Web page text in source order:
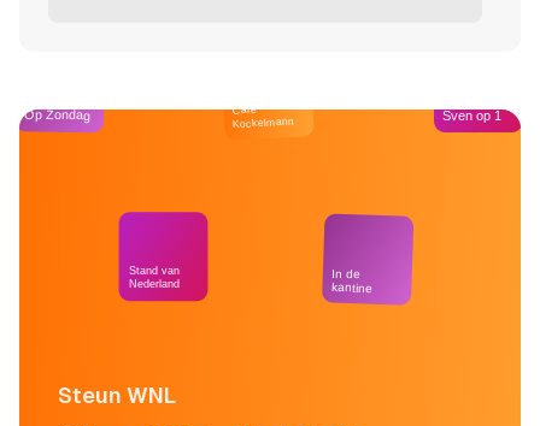
Steun WNL
Op Zondag
Stand van
Nederland
Café
Kockelmann
In de
kantine
Sven op 1